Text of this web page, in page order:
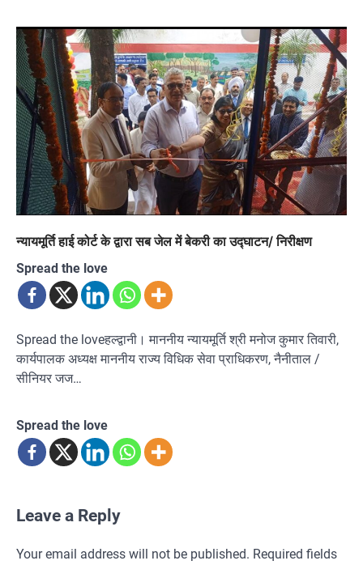
न्यायमूर्ति हाई कोर्ट के द्वारा सब जेल में बेकरी का उद्घाटन/ निरीक्षण
Spread the love
Spread the loveहल्द्वानी। माननीय न्यायमूर्ति श्री मनोज कुमार तिवारी,
कार्यपालक अध्यक्ष माननीय राज्य विधिक सेवा प्राधिकरण, नैनीताल /
सीनियर जज…
Spread the love
Leave a Reply
Your email address will not be published. Required fields